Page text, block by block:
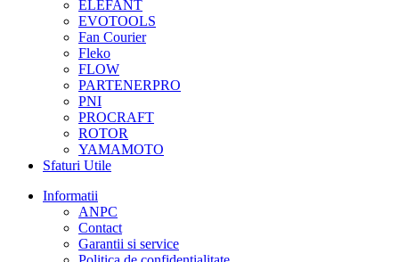
ELEFANT
EVOTOOLS
Fan Courier
Fleko
FLOW
PARTENERPRO
PNI
PROCRAFT
ROTOR
YAMAMOTO
Sfaturi Utile
Informatii
ANPC
Contact
Garantii si service